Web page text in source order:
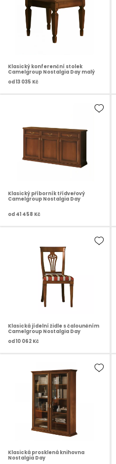
Klasický konferenční stolek
Camelgroup Nostalgia Day malý
od13 035 Kč
Klasický příborník třídveřový
Camelgroup Nostalgia Day
od 41 458 Kč
Klasická jídelní židle s čalouněním
Camelgroup Nostalgia Day
od10 062 Kč
Klasická prosklená knihovna
Nostalgia Day